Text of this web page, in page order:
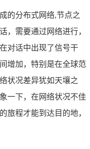
的分布式网络,节点之
，需要通过网络进行，
对话中出现了信号干
增加，特别是在全球范
状况差异犹如天壤之
一下，在网络状况不佳
旅程才能到达目的地，